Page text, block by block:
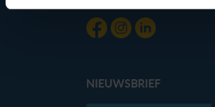
je kunt jouw voorkeuren altijd
cookie aangeven of je die wel of niet wilt
NIEUWSBRIEF